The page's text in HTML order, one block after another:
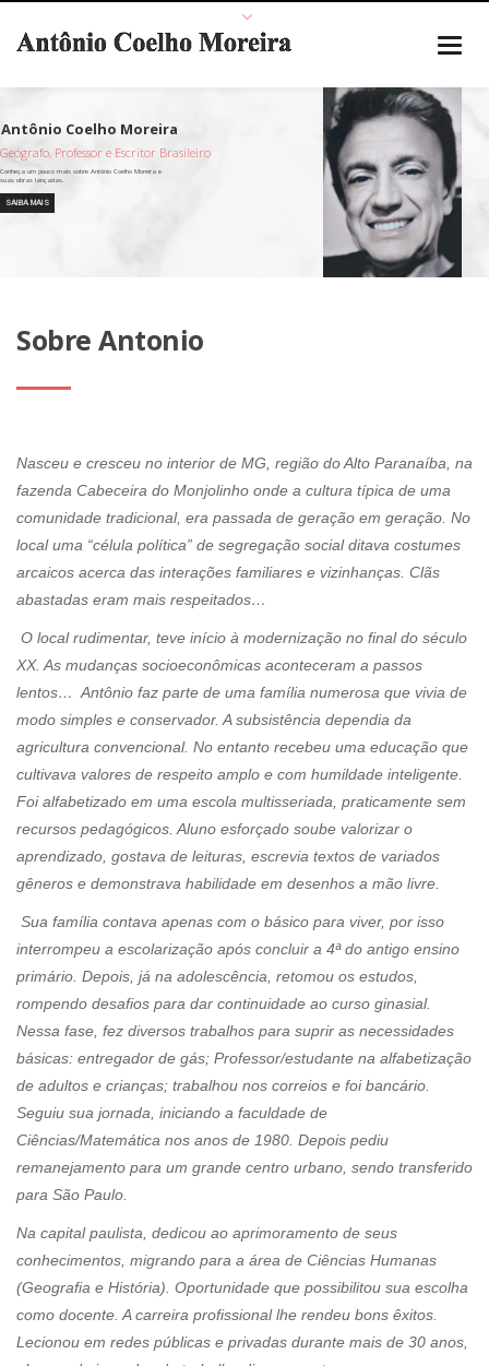
Geógrafo, Professor e Escritor Brasileiro
SAIBA MAIS
Sobre Antonio
Nasceu e cresceu no interior de MG, região do Alto Paranaíba, na
fazenda Cabeceira do Monjolinho onde a cultura típica de uma
comunidade tradicional, era passada de geração em geração. No
local uma “célula política” de segregação social ditava costumes
arcaicos acerca das interações familiares e vizinhanças. Clãs
abastadas eram mais respeitados…
O local rudimentar, teve início à modernização no final do século
XX. As mudanças socioeconômicas aconteceram a passos
lentos… Antônio faz parte de uma família numerosa que vivia de
modo simples e conservador. A subsistência dependia da
agricultura convencional. No entanto recebeu uma educação que
cultivava valores de respeito amplo e com humildade inteligente.
Foi alfabetizado em uma escola multisseriada, praticamente sem
recursos pedagógicos. Aluno esforçado soube valorizar o
aprendizado, gostava de leituras, escrevia textos de variados
gêneros e demonstrava habilidade em desenhos a mão livre.
Sua família contava apenas com o básico para viver, por isso
interrompeu a escolarização após concluir a 4ª do antigo ensino
primário. Depois, já na adolescência, retomou os estudos,
rompendo desafios para dar continuidade ao curso ginasial.
Nessa fase, fez diversos trabalhos para suprir as necessidades
básicas: entregador de gás; Professor/estudante na alfabetização
de adultos e crianças; trabalhou nos correios e foi bancário.
Seguiu sua jornada, iniciando a faculdade de
Ciências/Matemática nos anos de 1980. Depois pediu
remanejamento para um grande centro urbano, sendo transferido
para São Paulo.
Na capital paulista, dedicou ao aprimoramento de seus
conhecimentos, migrando para a área de Ciências Humanas
(Geografia e História). Oportunidade que possibilitou sua escolha
como docente. A carreira profissional lhe rendeu bons êxitos.
Lecionou em redes públicas e privadas durante mais de 30 anos,